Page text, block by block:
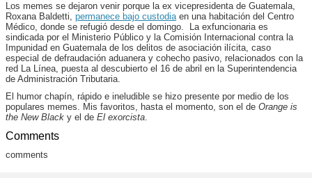
Los memes se dejaron venir porque la ex vicepresidenta de Guatemala,
Roxana Baldetti, permanece bajo custodiaen una habitación del Centro
Médico, donde se refugió desde el domingo. La exfuncionaria es
sindicada por el Ministerio Público y la Comisión Internacional contra la
Impunidad en Guatemala de los delitos de asociación ilícita, caso
especial de defraudación aduanera y cohecho pasivo, relacionados con la
red La Línea, puesta al descubierto el 16 de abril en la Superintendencia
de Administración Tributaria.
El humor chapín, rápido e ineludible se hizo presente por medio de los
populares memes. Mis favoritos, hasta el momento, son el de Orange is
the New Black y el de El exorcista.
Comments
comments